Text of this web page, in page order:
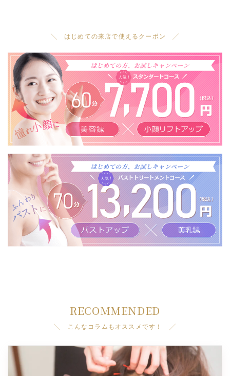
╲ はじめての来店で使えるクーポン ╱
RECOMMENDED
╲ こんなコラムもオススメです！ ╱